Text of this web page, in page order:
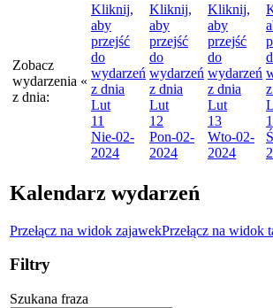
Zobacz
wydarzenia
z dnia:
«
Kliknij,
aby
przejść
do
wydarzeń
z dnia
Lut
11
Nie-02-
2024
Kliknij,
aby
przejść
do
wydarzeń
z dnia
Lut
12
Pon-02-
2024
Kliknij,
aby
przejść
do
wydarzeń
z dnia
Lut
13
Wto-02-
2024
Kalendarz wydarzeń
Przełącz na widok zajawekPrzełącz na widok
Filtry
Szukana fraza